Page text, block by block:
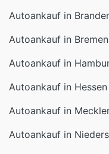
Autoankauf in Bremen
Autoankauf in
Autoankauf in Hessen
Autoankauf in
Autoankauf in
Autoankauf in